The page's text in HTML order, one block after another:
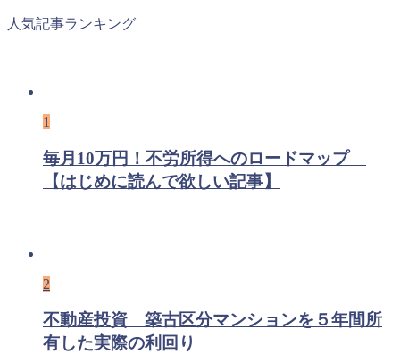
人気記事ランキング
1
毎月10万円！不労所得へのロードマップ
【はじめに読んで欲しい記事】
2
不動産投資 築古区分マンションを５年間所
有した実際の利回り